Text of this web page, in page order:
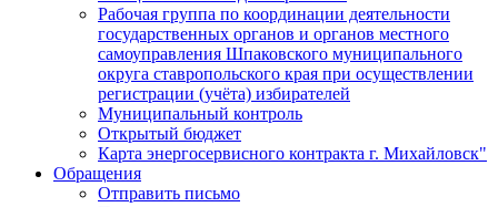
Рабочая группа по координации деятельности
государственных органов и органов местного
самоуправления Шпаковского муниципального
округа ставропольского края при осуществлении
регистрации (учёта) избирателей
Муниципальный контроль
Открытый бюджет
Карта энергосервисного контракта г. Михайловск"
Обращения
Отправить письмо